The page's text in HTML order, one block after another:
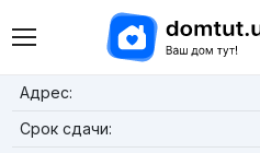
Адрес:
Срок сдачи: